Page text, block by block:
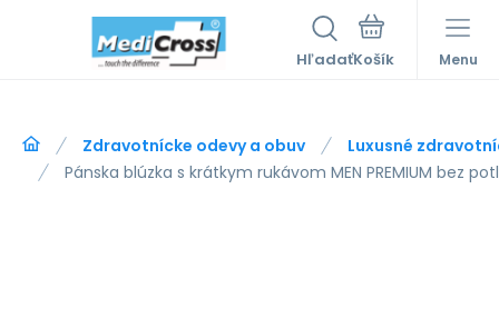
Hľadať Menu
Zdravotnícke odevy a obuv
Luxusné
Pánska blúzka s krátkym rukávom MEN PREMIUM bez